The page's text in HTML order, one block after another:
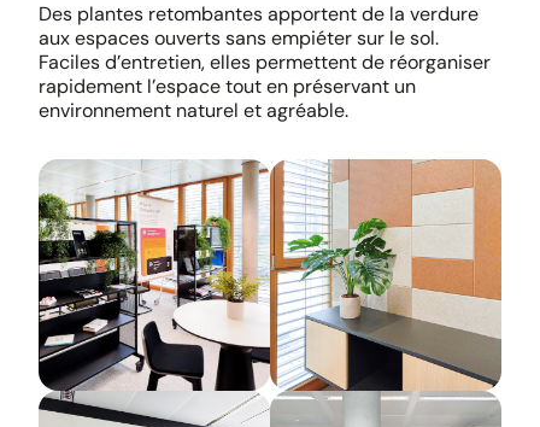
Des plantes retombantes apportent de la verdure
aux espaces ouverts sans empiéter sur le sol.
Faciles d’entretien, elles permettent de réorganiser
rapidement l’espace tout en préservant un
environnement naturel et agréable.